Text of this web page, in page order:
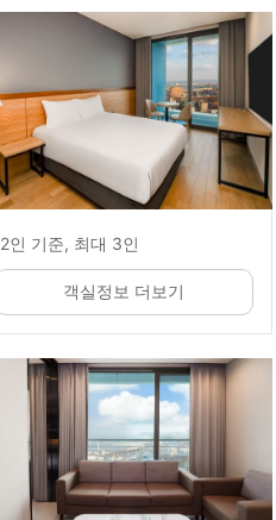
2인 기준, 최대 3인
객실정보 더보기